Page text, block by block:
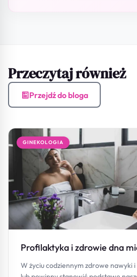
Przeczytaj również
Przejdź do bloga
GINEKOLOGIA
Profilaktyka i zdrowie dna
W życiu codziennym zdrowe nawyki